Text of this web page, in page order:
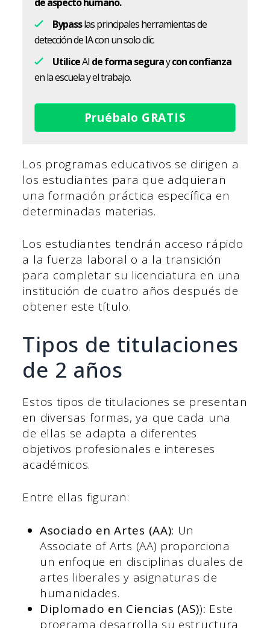
Bypasslas principales herramientas de
detección de IA con un solo clic.
UtiliceAI de forma seguraycon confianza
en la escuela y el trabajo.
Pruébalo GRATIS
Los programas educativos se dirigen a
los estudiantes para que adquieran
una formación práctica específica en
determinadas materias.
Los estudiantes tendrán acceso rápido
a la fuerza laboral o a la transición
para completar su licenciatura en una
institución de cuatro años después de
obtener este título.
Tipos de titulaciones
de 2 años
Estos tipos de titulaciones se presentan
en diversas formas, ya que cada una
de ellas se adapta a diferentes
objetivos profesionales e intereses
académicos.
Entre ellas figuran:
Asociado en Artes (AA): Un
Associate of Arts (AA) proporciona
un enfoque en disciplinas duales de
artes liberales y asignaturas de
humanidades.
Diplomado en Ciencias (AS)): Este
programa desarrolla su estructura